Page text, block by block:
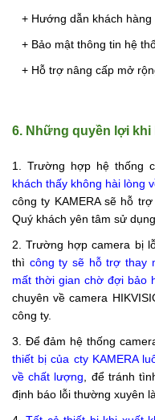
+ Hướng dẫn khách hàng
+ Bảo mật thông tin hệ
+ Hỗ trợ nâng cấp mở
6. Những quyền lợi khi
1. Trường hợp hệ thống
khách thấy không hài lòng
công ty KAMERA sẽ hỗ
Quý khách yên tâm sử
2. Trường hợp camera bị
thì công ty sẽ hỗ trợ thay
mất thời gian chờ đợi bảo
chuyên về camera
công ty.
3. Để đảm hệ thống
thiết bị của cty KAMERA
về chất lượng , để tránh
định báo lỗi thường xuyên